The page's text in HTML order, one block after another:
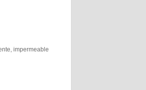
impermeable